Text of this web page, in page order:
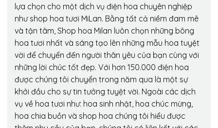
lựa chọn cho một dịch vụ điện hoa chuyên nghiệp
như shop hoa tươi MiLan. Bằng tất cả niềm đam mê
và tận tâm, Shop hoa Milan luôn chọn những bông
hoa tươi nhất và sáng tạo lên những mẫu hoa tuyệt
vời để chuyển đến người thân yêu của bạn cùng với
những lời chúc tốt đẹp. Với hơn 150.000 điện hoa
được chúng tôi chuyển trong năm qua là một sự
khởi đầu cho sự tin tưởng tuyệt vời. Ngoài các dịch
vụ về hoa tươi như: hoa sinh nhật, hoa chúc mừng,
hoa chia buồn và shop hoa chúng tôi hiểu được